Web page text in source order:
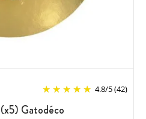
4.8/5(42)
Gatodéco